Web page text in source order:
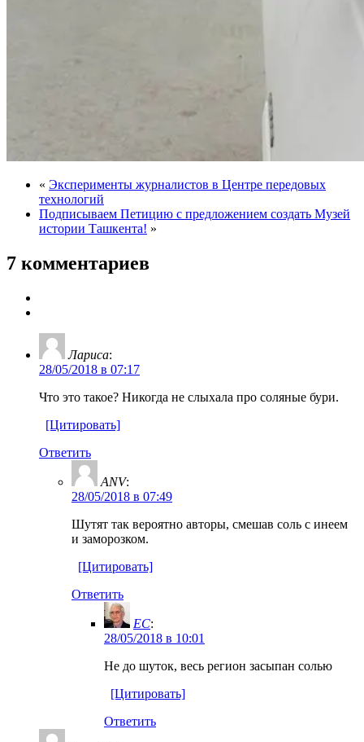
« Эксперименты журналистов в Центре передовых
технологий
Подписываем Петицию с предложением создать Музей
истории Ташкента! »
7 комментариев
Лариса:
28/05/2018 в 07:17
Что это такое? Никогда не слыхала про соляные бури.
[Цитировать]
Ответить
ANV:
28/05/2018 в 07:49
Шутят так вероятно авторы, смешав соль с инеем
и заморозком.
[Цитировать]
Ответить
EC:
28/05/2018 в 10:01
Не до шуток, весь регион засыпан солью
[Цитировать]
Ответить